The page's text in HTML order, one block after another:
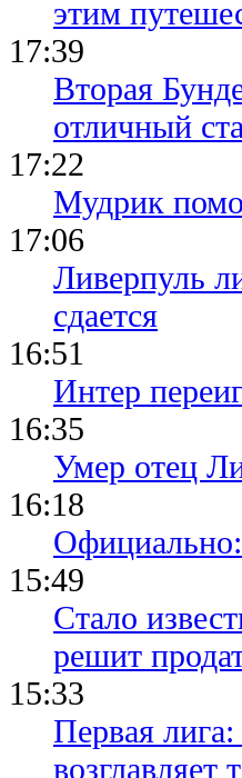
этим
17:39
Вторая
отличный
17:22
Мудрик
17:06
Ливерпуль
сдается
16:51
Интер
16:35
Умер отец
16:18
15:49
Стало
решит
15:33
Первая
возглавляет